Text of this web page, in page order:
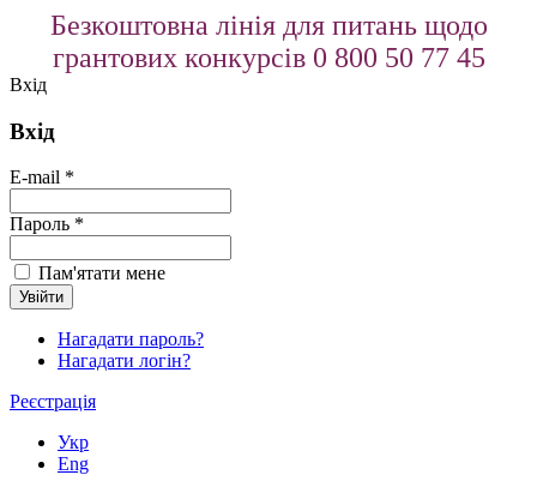
Безкоштовна лінія для питань щодо
грантових конкурсів 0 800 50 77 45
Вхід
Вхід
E-mail *
Пароль *
Пам'ятати мене
Нагадати пароль?
Нагадати логін?
Реєстрація
Укр
Eng